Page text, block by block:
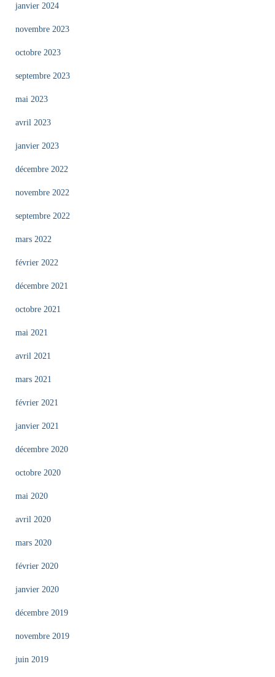
janvier 2024
novembre 2023
octobre 2023
septembre 2023
mai 2023
avril 2023
janvier 2023
décembre 2022
novembre 2022
septembre 2022
mars 2022
février 2022
décembre 2021
octobre 2021
mai 2021
avril 2021
mars 2021
février 2021
janvier 2021
décembre 2020
octobre 2020
mai 2020
avril 2020
mars 2020
février 2020
janvier 2020
décembre 2019
novembre 2019
juin 2019